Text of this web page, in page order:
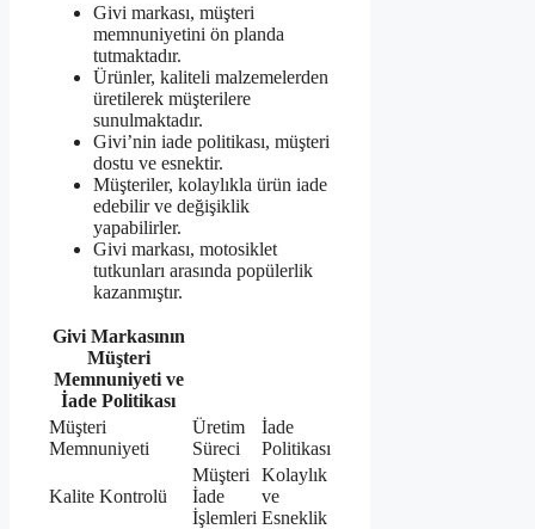
Givi markası, müşteri
memnuniyetini ön planda
tutmaktadır.
Ürünler, kaliteli malzemelerden
üretilerek müşterilere
sunulmaktadır.
Givi’nin iade politikası, müşteri
dostu ve esnektir.
Müşteriler, kolaylıkla ürün iade
edebilir ve değişiklik
yapabilirler.
Givi markası, motosiklet
tutkunları arasında popülerlik
kazanmıştır.
Givi Markasının
Müşteri
Memnuniyeti ve
İade Politikası
Müşteri
Memnuniyeti
Üretim
Süreci
İade
Politikası
Kalite Kontrolü
Müşteri
İade
İşlemleri
Kolaylık
ve
Esneklik